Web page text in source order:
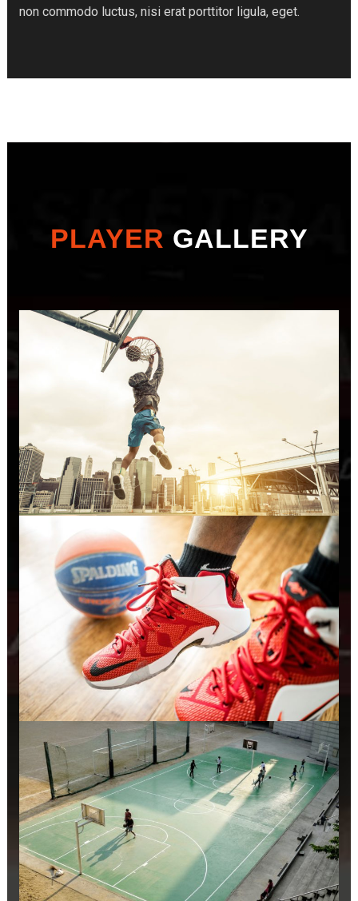
non commodo luctus, nisi erat porttitor ligula, eget.
PLAYER GALLERY